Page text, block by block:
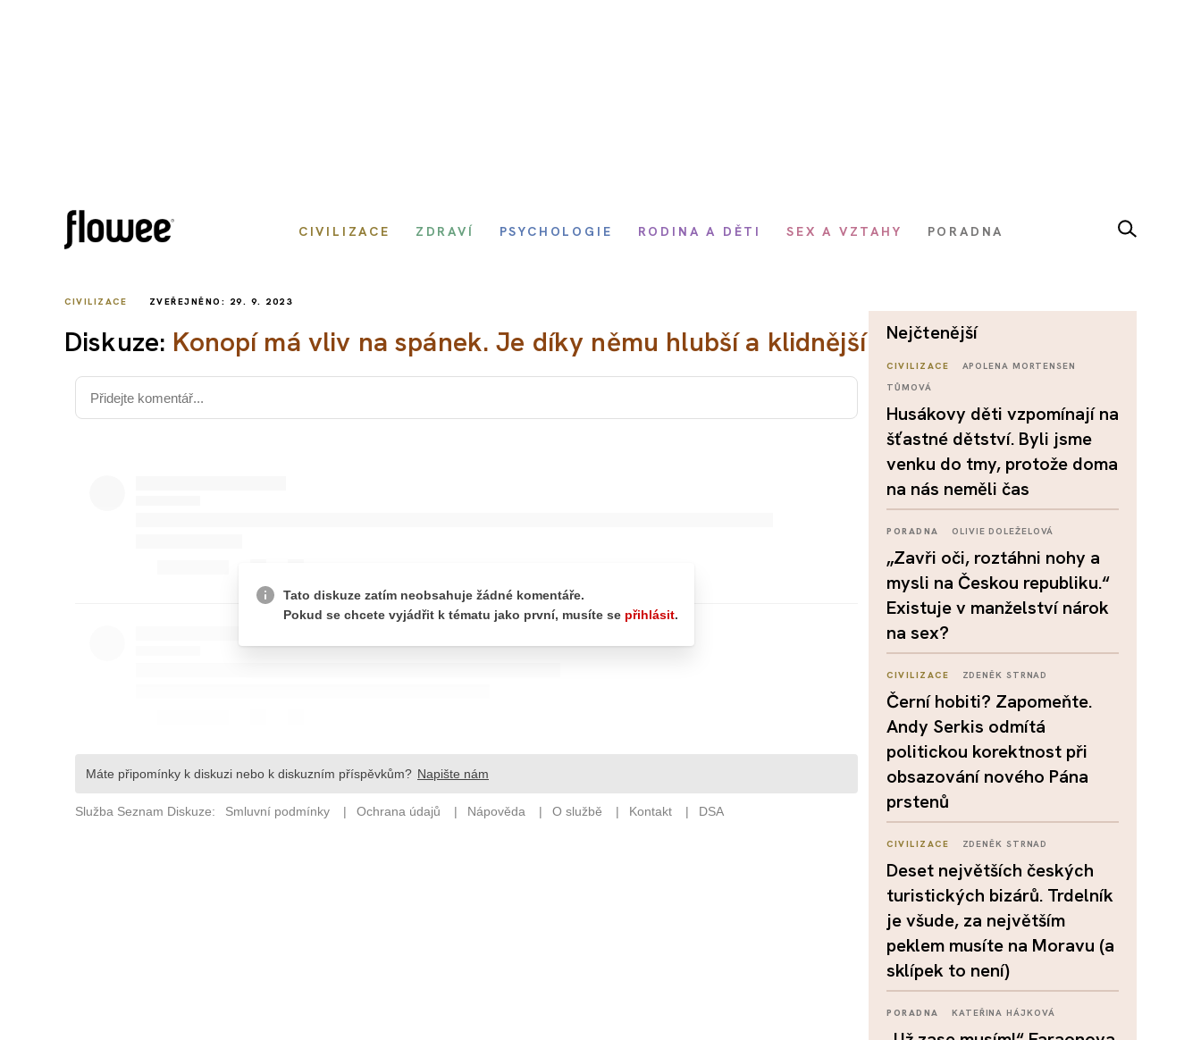
CIVILIZACE ZDRAVÍ PSYCHOLOGIE RODINA A DĚTI SEX A VZTAHY PORADNA
CIVILIZACE ZVEŘEJNĚNO: 29. 9. 2023
Diskuze: Konopí má vliv na spánek. Je díky němu hlubší a klidnější nejčtenější
CIVILIZACE
APOLENA MORTENSEN
TŮMOVÁ
Husákovy děti vzpomínají na
šťastné dětství. Byli jsme
venku do tmy, protože doma
na nás neměli čas
PORADNA OLIVIE DOLEŽELOVÁ
„Zavři oči, roztáhni nohy a
mysli na Českou republiku.“
Existuje v manželství nárok
na sex?
CIVILIZACE ZDENĚK STRNAD
Černí hobiti? Zapomeňte.
Andy Serkis odmítá
politickou korektnost při
obsazování nového Pána
prstenů
CIVILIZACE ZDENĚK STRNAD
Deset největších českých
turistických bizárů. Trdelník
je všude, za největším
peklem musíte na Moravu (a
sklípek to není)
PORADNA KATEŘINA HÁJKOVÁ